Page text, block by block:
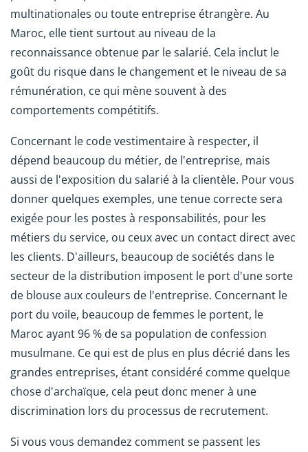
multinationales ou toute entreprise étrangère. Au
Maroc, elle tient surtout au niveau de la
reconnaissance obtenue par le salarié. Cela inclut le
goût du risque dans le changement et le niveau de sa
rémunération, ce qui mène souvent à des
comportements compétitifs.
Concernant le code vestimentaire à respecter, il
dépend beaucoup du métier, de l'entreprise, mais
aussi de l'exposition du salarié à la clientèle. Pour vous
donner quelques exemples, une tenue correcte sera
exigée pour les postes à responsabilités, pour les
métiers du service, ou ceux avec un contact direct avec
les clients. D'ailleurs, beaucoup de sociétés dans le
secteur de la distribution imposent le port d'une sorte
de blouse aux couleurs de l'entreprise. Concernant le
port du voile, beaucoup de femmes le portent, le
Maroc ayant 96 % de sa population de confession
musulmane. Ce qui est de plus en plus décrié dans les
grandes entreprises, étant considéré comme quelque
chose d'archaïque, cela peut donc mener à une
discrimination lors du processus de recrutement.
Si vous vous demandez comment se passent les